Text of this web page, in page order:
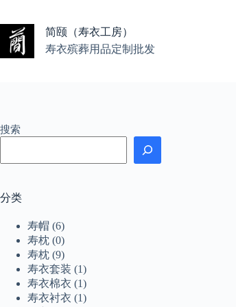
内
容
简颐（寿衣工房）
寿衣殡葬用品定制批发
搜索
分类
寿帽 (6)
寿枕 (0)
寿枕 (9)
寿衣套装 (1)
寿衣棉衣 (1)
寿衣衬衣 (1)